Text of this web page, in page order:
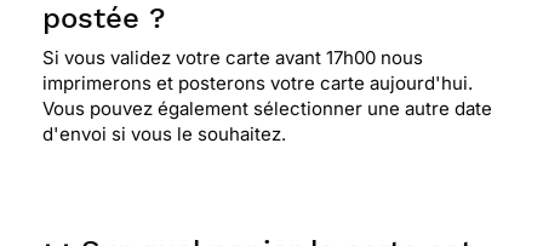
postée ?
Si vous validez votre carte avant 17h00 nous
imprimerons et posterons votre carte aujourd'hui.
Vous pouvez également sélectionner une autre date
d'envoi si vous le souhaitez.